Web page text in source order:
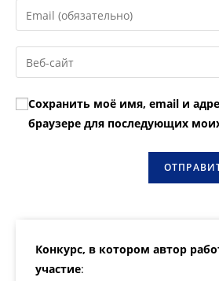
или
пользователя,
чтобы
прокомментировать
Введите
свой
email-
адрес,
прокомментировать
Введите
URL
вашего
веб-
сайта
Сохранить моё имя, email и
браузере для последующих
Конкурс, в котором автор
участие: